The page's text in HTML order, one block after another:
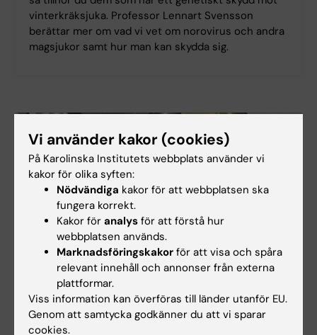
vinterkräksjuka. Professor Lennart Svensson
berättar mer om vad vi vet om norovirus och andra
magsjukor samt hur man kan skydda sig.
#192: Vad hjälper vid adhd och autism?
Allt fler får en neuropsykiatrisk diagnos, som adhd
Vi använder kakor (cookies)
På Karolinska Institutets webbplats använder vi
kakor för olika syften:
Nödvändiga kakor för att webbplatsen ska
fungera korrekt.
Kakor för analys för att förstå hur
webbplatsen används.
Marknadsföringskakor för att visa och spåra
relevant innehåll och annonser från externa
plattformar.
Viss information kan överföras till länder utanför EU.
Genom att samtycka godkänner du att vi sparar
cookies.